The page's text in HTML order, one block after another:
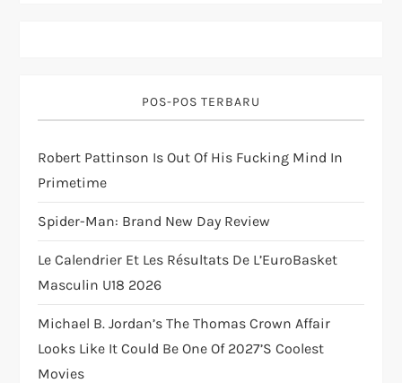
t
i
o
n
POS-POS TERBARU
Robert Pattinson Is Out Of His Fucking Mind In
Primetime
Spider-Man: Brand New Day Review
Le Calendrier Et Les Résultats De L’EuroBasket
Masculin U18 2026
Michael B. Jordan’s The Thomas Crown Affair
Looks Like It Could Be One Of 2027’s Coolest
Movies